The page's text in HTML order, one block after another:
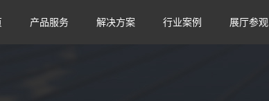
产品服务 解决方案 行业案例 展厅参观